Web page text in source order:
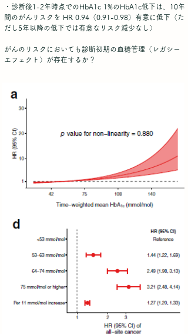
・診断後1-2年時点でのHbA1c 1%のHbA1c低下は、10年
間のがんリスクを HR 0.94（0.91-0.98）有意に低下（た
だし5年以降の低下では有意なリスク減少なし）
がんのリスクにおいても診断初期の血糖管理（レガシー
エフェクト）が存在するか？